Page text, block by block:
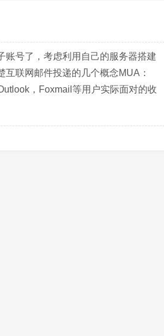
账号了，考虑利用自己的服务器搭建
联网邮件投递的几个概念MUA：
，Foxmail等用户实际面对的收